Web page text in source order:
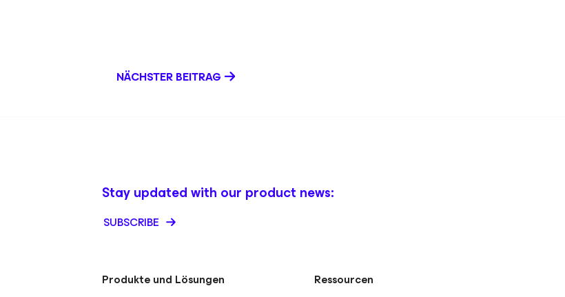
NÄCHSTER BEITRAG
Stay updated with our product news:
SUBSCRIBE
Produkte und Lösungen
Ressourcen